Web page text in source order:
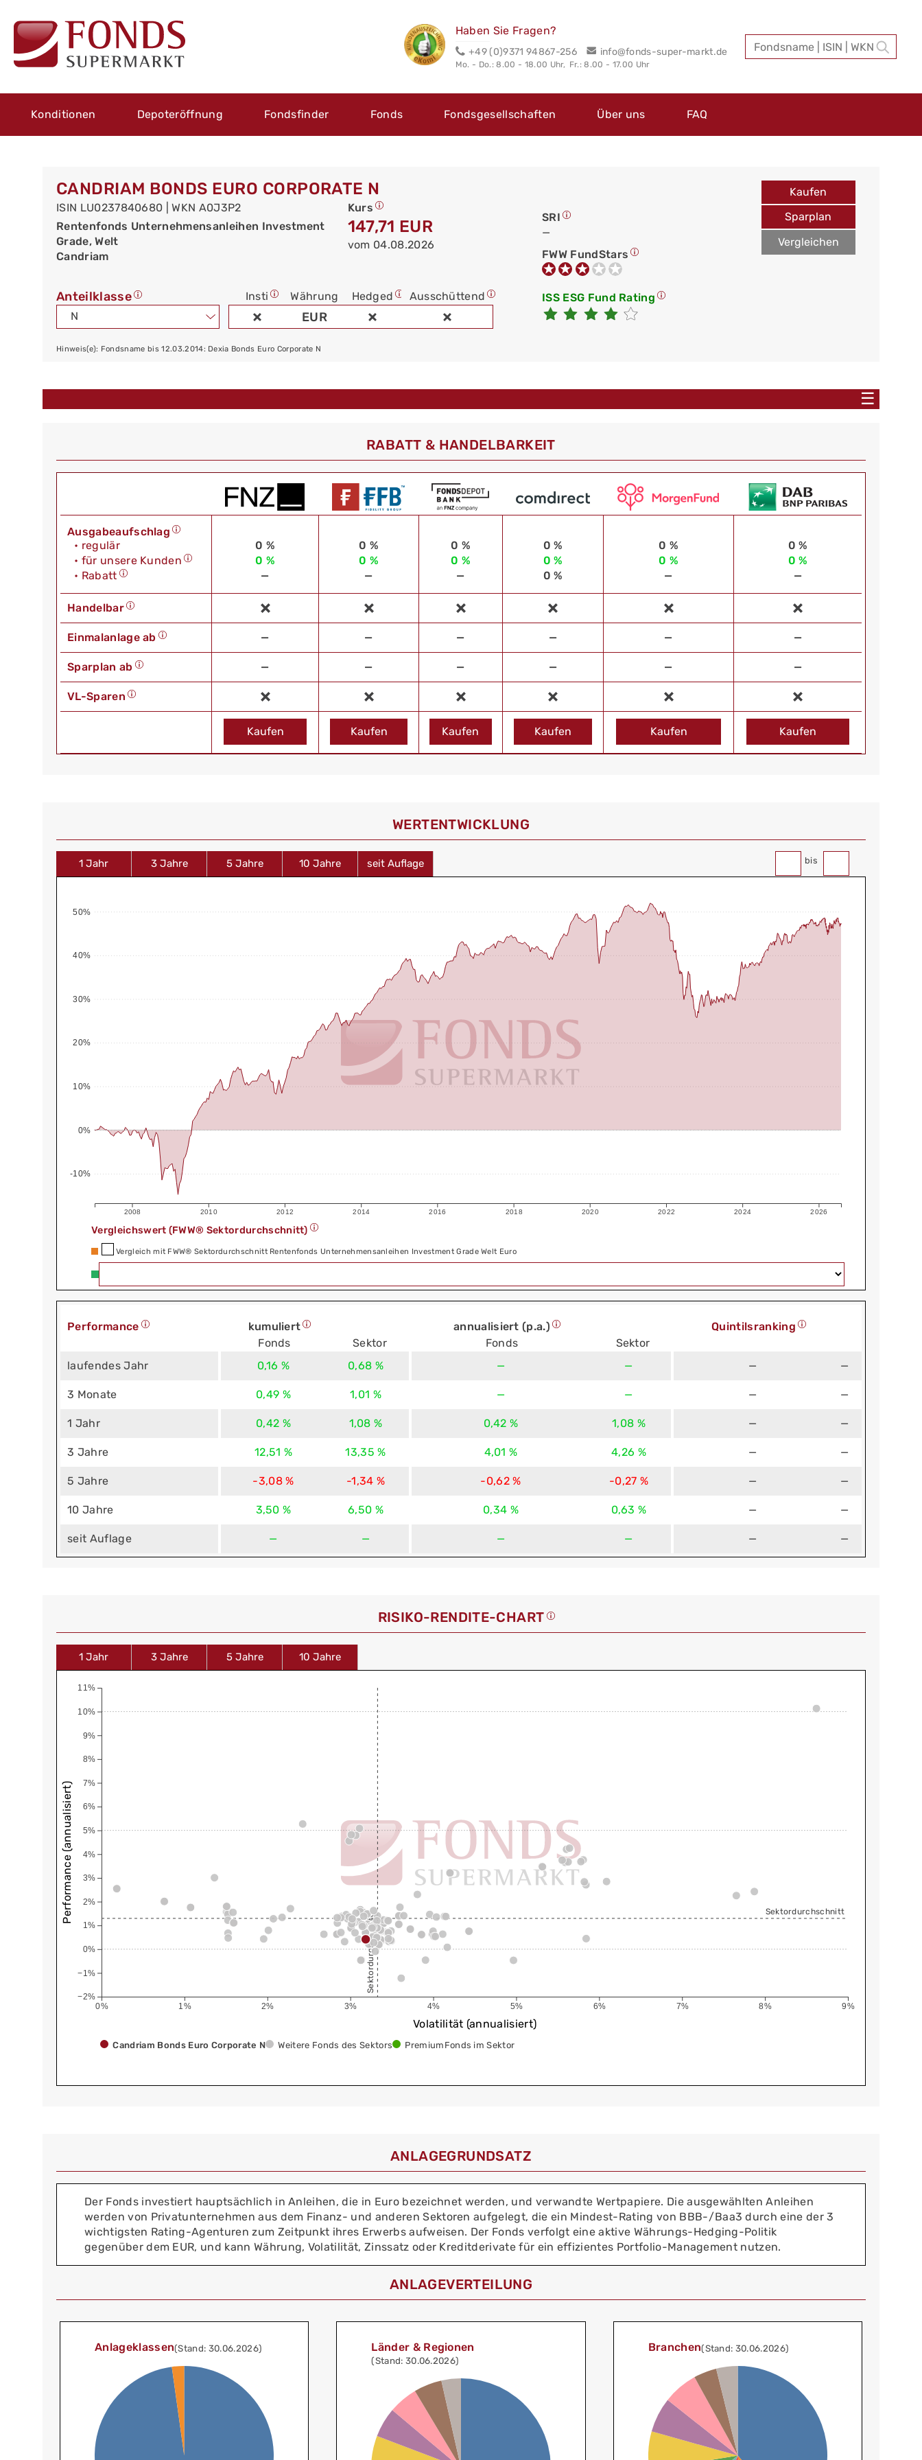
Haben Sie Fragen?
+49 (0)9371 94867-256 info@fonds-super-markt.de
Mo. - Do.: 8.00 - 18.00 Uhr, Fr.: 8.00 - 17.00 Uhr
Konditionen Depoteröffnung Fondsfinder Fonds Fondsgesellschaften Über uns FAQ
CANDRIAM BONDS EURO CORPORATE N
ISIN LU0237840680 | WKN A0J3P2
Rentenfonds Unternehmensanleihen Investment
Grade, Welt
Candriam
Kurs
147,71 EUR
vom 04.08.2026
Anteilklasse Insti Währung Hedged
Ausschüttend
N
EUR
Hinweis(e): Fondsname bis 12.03.2014: Dexia Bonds Euro Corporate N
SRI
—
FWW FundStars
ISS ESG Fund Rating
Kaufen
Sparplan
Vergleichen
☰
RABATT & HANDELBARKEIT
Ausgabeaufschlag
• regulär
0 % 0 % 0 % 0 % 0 %
0 %
• für unsere Kunden
0 % 0 % 0 % 0 % 0 %
0 %
• Rabatt
— — — 0 % — —
Handelbar
Einmalanlage ab — — — — — —
Sparplan ab — — — — — —
VL-Sparen
Kaufen Kaufen Kaufen Kaufen Kaufen Kaufen
WERT­ENTWICKLUNG
1 Jahr 3 Jahre 5 Jahre 10 Jahre seit Auflage bis
2008 2010 2012 2014 2016 2018 2020 2022 2024 2026
-10%
0%
10%
20%
30%
40%
50%
Vergleichswert (FWW® Sektordurchschnitt)
Vergleich mit FWW® Sektordurchschnitt Rentenfonds Unternehmensanleihen Investment Grade Welt Euro
Performance
kumuliert
Fonds
Sektor
annualisiert (p.a.)
Fonds
Sektor
Quintilsranking
laufendes Jahr 0,16 % 0,68 % — — — —
3 Monate 0,49 % 1,01 % — — — —
1 Jahr 0,42 % 1,08 % 0,42 % 1,08 % — —
3 Jahre 12,51 % 13,35 % 4,01 % 4,26 % — —
5 Jahre -3,08 % -1,34 % -0,62 % -0,27 % — —
10 Jahre 3,50 % 6,50 % 0,34 % 0,63 % — —
seit Auflage — — — — — —
RISIKO-RENDITE-CHART
1 Jahr 3 Jahre 5 Jahre 10 Jahre
0% 1% 2% 3% 4% 5% 6% 7% 8% 9%
−2%
−1%
0%
1%
2%
3%
4%
5%
6%
7%
8%
9%
10%
11%
Sektordurchschnitt
Sektordurchschnitt
Volatilität (annualisiert)
Performance (annualisiert)
Candriam Bonds Euro Corporate N Weitere Fonds des Sektors PremiumFonds im Sektor
ANLAGEGRUNDSATZ
Der Fonds investiert hauptsächlich in Anleihen, die in Euro bezeichnet werden, und verwandte Wertpapiere. Die ausgewählten Anleihen
werden von Privatunternehmen aus dem Finanz- und anderen Sektoren aufgelegt, die ein Mindest-Rating von BBB-/Baa3 durch eine der 3
wichtigsten Rating-Agenturen zum Zeitpunkt ihres Erwerbs aufweisen. Der Fonds verfolgt eine aktive Währungs-Hedging-Politik
gegenüber dem EUR, und kann Währung, Volatilität, Zinssatz oder Kreditderivate für ein effizientes Portfolio-Management nutzen.
ANLAGEVERTEILUNG
Anlageklassen(Stand: 30.06.2026) Länder & Regionen
(Stand: 30.06.2026)
Branchen(Stand: 30.06.2026)